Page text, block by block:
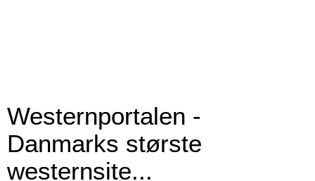
Westernportalen -
Danmarks største
westernsite...